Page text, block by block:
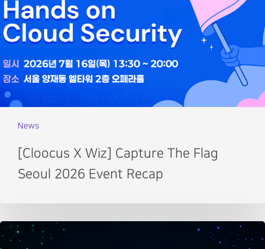
News
[Cloocus X Wiz] Capture The Flag
Seoul 2026 Event Recap